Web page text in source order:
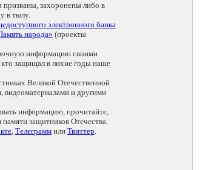
захоронены либо в
в тылу.
электронного банка
народа» (проекты
информацию своими
защищал в лихие годы наше
Великой Отечественной
и другими
информацию, прочитайте,
защитников Отечества.
, Телеграмм или Твиттер.